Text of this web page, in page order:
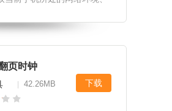
接状态。NetworkCellInfo
页时钟
42.26MB 下载